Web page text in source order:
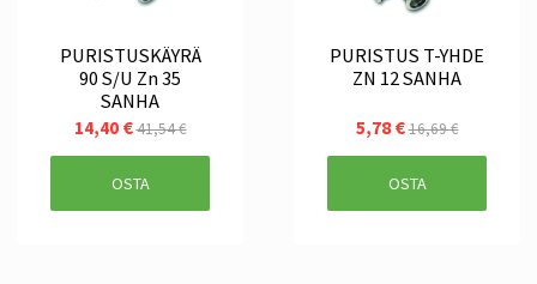
PURISTUSKÄYRÄ
90 S/U Zn 35
SANHA
14,40 €41,54 €
OSTA
PURISTUS T-YHDE
ZN 12 SANHA
5,78 €16,69 €
OSTA